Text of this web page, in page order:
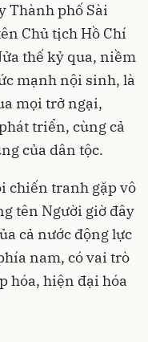
Thành phố Sài
Chủ tịch Hồ Chí
thế kỷ qua, niềm
mạnh nội sinh, là
mọi trở ngại,
triển, cùng cả
của dân tộc.
chiến tranh gặp vô
tên Người giờ đây
cả nước động lực
nam, có vai trò
hóa, hiện đại hóa